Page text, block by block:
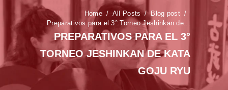
Home All Posts
Blog post
Preparativos para el 3° Torneo Jeshinkan de...
PREPARATIVOS PARA EL 3°
TORNEO JESHINKAN DE KATA
GOJU RYU